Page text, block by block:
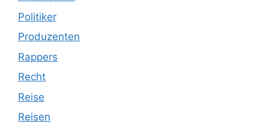
Politiker
Produzenten
Rappers
Recht
Reise
Reisen